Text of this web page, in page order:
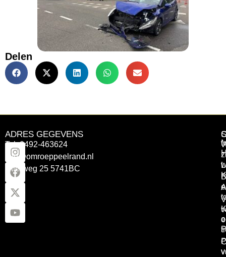
Delen
ADRES GEGEVENS
Tel: 0492-463624
info@omroeppeelrand.nl
Otterweg 25 5741BC